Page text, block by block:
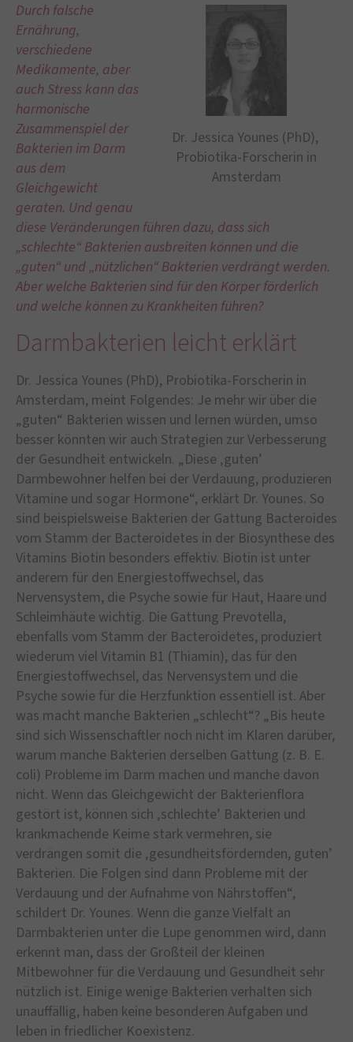
Dr. Jessica Younes (PhD),
Probiotika-Forscherin in
Amsterdam
Durch falsche
Ernährung,
verschiedene
Medikamente, aber
auch Stress kann das
harmonische
Zusammenspiel der
Bakterien im Darm
aus dem
Gleichgewicht
geraten. Und genau
diese Veränderungen führen dazu, dass sich
„schlechte“ Bakterien ausbreiten können und die
„guten“ und „nützlichen“ Bakterien verdrängt werden.
Aber welche Bakterien sind für den Körper förderlich
und welche können zu Krankheiten führen?
Darmbakterien leicht erklärt
Dr. Jessica Younes (PhD), Probiotika-Forscherin in
Amsterdam, meint Folgendes: Je mehr wir über die
„guten“ Bakterien wissen und lernen würden, umso
besser könnten wir auch Strategien zur Verbesserung
der Gesundheit entwickeln. „Diese ‚guten’
Darmbewohner helfen bei der Verdauung, produzieren
Vitamine und sogar Hormone“, erklärt Dr. Younes. So
sind beispielsweise Bakterien der Gattung Bacteroides
vom Stamm der Bacteroidetes in der Biosynthese des
Vitamins Biotin besonders effektiv. Biotin ist unter
anderem für den Energiestoffwechsel, das
Nervensystem, die Psyche sowie für Haut, Haare und
Schleimhäute wichtig. Die Gattung Prevotella,
ebenfalls vom Stamm der Bacteroidetes, produziert
wiederum viel Vitamin B1 (Thiamin), das für den
Energiestoffwechsel, das Nervensystem und die
Psyche sowie für die Herzfunktion essentiell ist. Aber
was macht manche Bakterien „schlecht“? „Bis heute
sind sich Wissenschaftler noch nicht im Klaren darüber,
warum manche Bakterien derselben Gattung (z. B. E.
coli) Probleme im Darm machen und manche davon
nicht. Wenn das Gleichgewicht der Bakterienflora
gestört ist, können sich ‚schlechte’ Bakterien und
krankmachende Keime stark vermehren, sie
verdrängen somit die ‚gesundheitsfördernden, guten’
Bakterien. Die Folgen sind dann Probleme mit der
Verdauung und der Aufnahme von Nährstoffen“,
schildert Dr. Younes. Wenn die ganze Vielfalt an
Darmbakterien unter die Lupe genommen wird, dann
erkennt man, dass der Großteil der kleinen
Mitbewohner für die Verdauung und Gesundheit sehr
nützlich ist. Einige wenige Bakterien verhalten sich
unauffällig, haben keine besonderen Aufgaben und
leben in friedlicher Koexistenz.